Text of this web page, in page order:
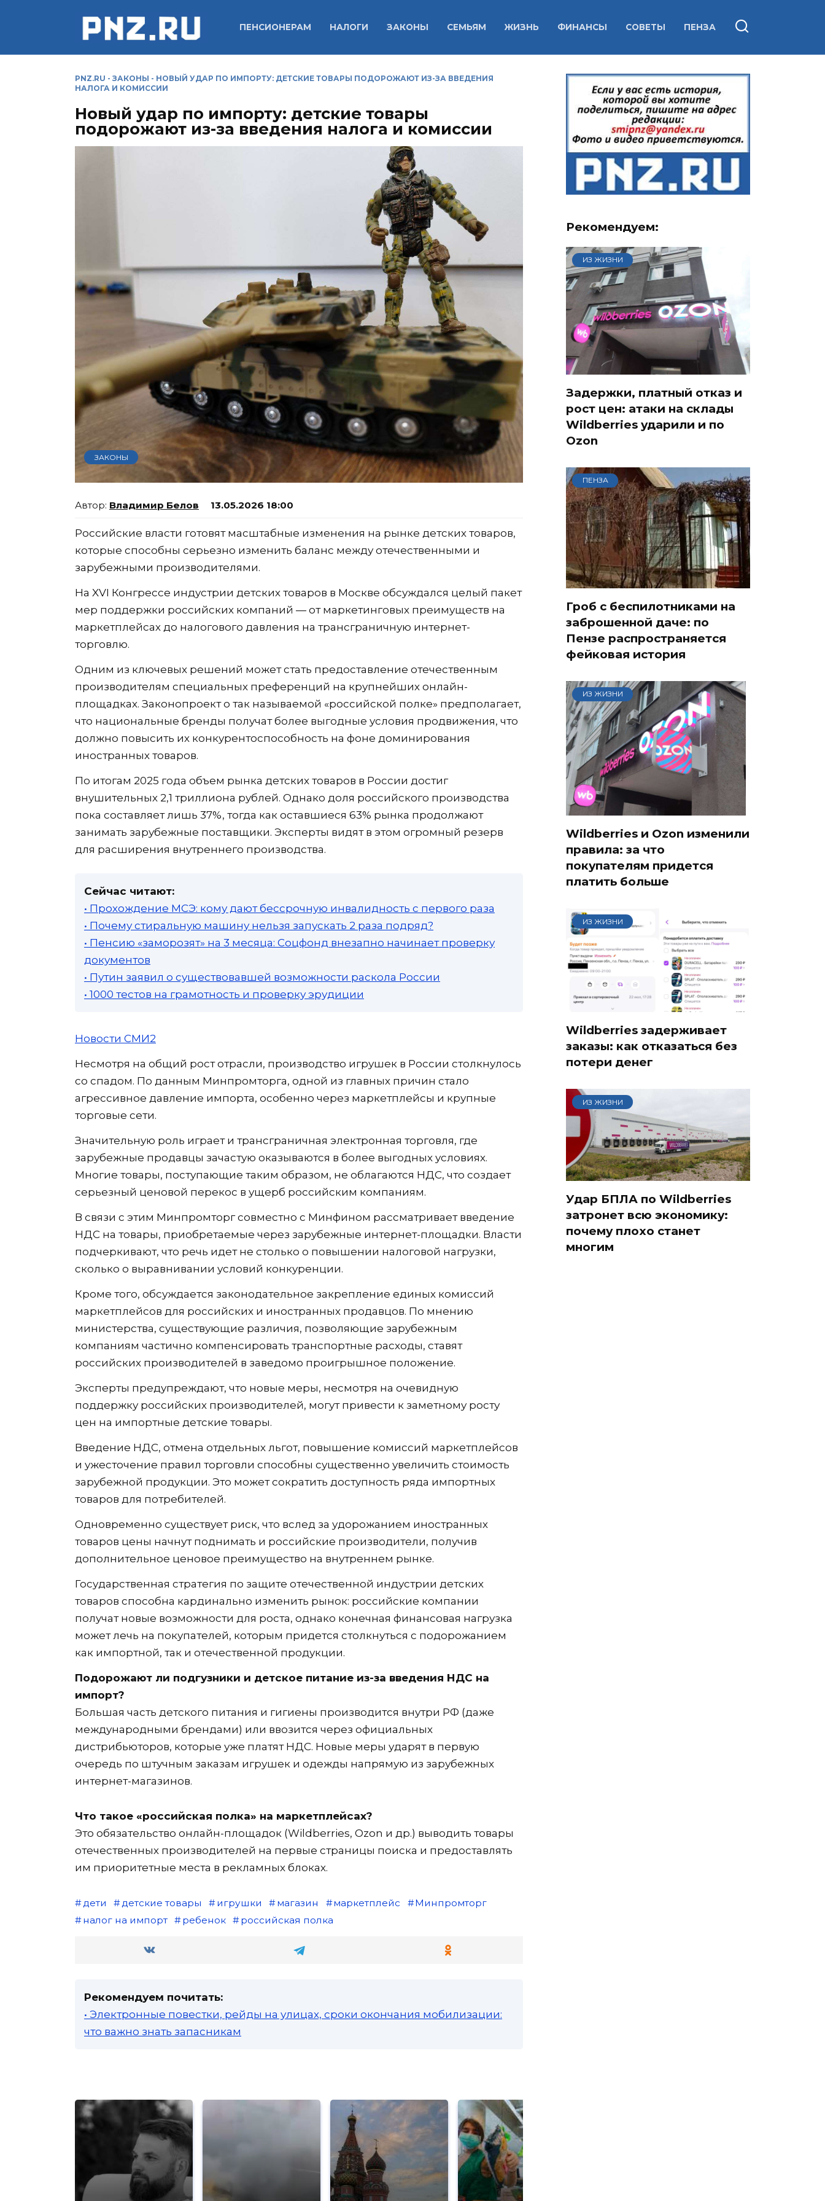
ПЕНСИОНЕРАМ НАЛОГИ ЗАКОНЫ СЕМЬЯМ ЖИЗНЬ ФИНАНСЫ СОВЕТЫ ПЕНЗА
PNZ.RU - ЗАКОНЫ - НОВЫЙ УДАР ПО ИМПОРТУ: ДЕТСКИЕ ТОВАРЫ ПОДОРОЖАЮТ ИЗ-ЗА ВВЕДЕНИЯ
НАЛОГА И КОМИССИИ
Новый удар по импорту: детские товары
подорожают из-за введения налога и комиссии
ЗАКОНЫ
Владимир Белов 13.05.2026 18:00
Российские власти готовят масштабные изменения на рынке детских товаров,
которые способны серьезно изменить баланс между отечественными и
зарубежными производителями.
На XVI Конгрессе индустрии детских товаров в Москве обсуждался целый пакет
мер поддержки российских компаний — от маркетинговых преимуществ на
маркетплейсах до налогового давления на трансграничную интернет-
торговлю.
Одним из ключевых решений может стать предоставление отечественным
производителям специальных преференций на крупнейших онлайн-
площадках. Законопроект о так называемой «российской полке» предполагает,
что национальные бренды получат более выгодные условия продвижения, что
должно повысить их конкурентоспособность на фоне доминирования
иностранных товаров.
По итогам 2025 года объем рынка детских товаров в России достиг
внушительных 2,1 триллиона рублей. Однако доля российского производства
пока составляет лишь 37%, тогда как оставшиеся 63% рынка продолжают
занимать зарубежные поставщики. Эксперты видят в этом огромный резерв
для расширения внутреннего производства.
Сейчас читают:
• Прохождение МСЭ: кому дают бессрочную инвалидность с первого раза
• Почему стиральную машину нельзя запускать 2 раза подряд?
• Пенсию «заморозят» на 3 месяца: Соцфонд внезапно начинает проверку
документов
• Путин заявил о существовавшей возможности раскола России
• 1000 тестов на грамотность и проверку эрудиции
Новости СМИ2
Несмотря на общий рост отрасли, производство игрушек в России столкнулось
со спадом. По данным Минпромторга, одной из главных причин стало
агрессивное давление импорта, особенно через маркетплейсы и крупные
торговые сети.
Значительную роль играет и трансграничная электронная торговля, где
зарубежные продавцы зачастую оказываются в более выгодных условиях.
Многие товары, поступающие таким образом, не облагаются НДС, что создает
серьезный ценовой перекос в ущерб российским компаниям.
В связи с этим Минпромторг совместно с Минфином рассматривает введение
НДС на товары, приобретаемые через зарубежные интернет-площадки. Власти
подчеркивают, что речь идет не столько о повышении налоговой нагрузки,
сколько о выравнивании условий конкуренции.
Кроме того, обсуждается законодательное закрепление единых комиссий
маркетплейсов для российских и иностранных продавцов. По мнению
министерства, существующие различия, позволяющие зарубежным
компаниям частично компенсировать транспортные расходы, ставят
российских производителей в заведомо проигрышное положение.
Эксперты предупреждают, что новые меры, несмотря на очевидную
поддержку российских производителей, могут привести к заметному росту
цен на импортные детские товары.
Введение НДС, отмена отдельных льгот, повышение комиссий маркетплейсов
и ужесточение правил торговли способны существенно увеличить стоимость
зарубежной продукции. Это может сократить доступность ряда импортных
товаров для потребителей.
Одновременно существует риск, что вслед за удорожанием иностранных
товаров цены начнут поднимать и российские производители, получив
дополнительное ценовое преимущество на внутреннем рынке.
Государственная стратегия по защите отечественной индустрии детских
товаров способна кардинально изменить рынок: российские компании
получат новые возможности для роста, однако конечная финансовая нагрузка
может лечь на покупателей, которым придется столкнуться с подорожанием
как импортной, так и отечественной продукции.
Подорожают ли подгузники и детское питание из-за введения НДС на
импорт?
Большая часть детского питания и гигиены производится внутри РФ (даже
международными брендами) или ввозится через официальных
дистрибьюторов, которые уже платят НДС. Новые меры ударят в первую
очередь по штучным заказам игрушек и одежды напрямую из зарубежных
интернет-магазинов.
Что такое «российская полка» на маркетплейсах?
Это обязательство онлайн-площадок (Wildberries, Ozon и др.) выводить товары
отечественных производителей на первые страницы поиска и предоставлять
им приоритетные места в рекламных блоках.
дети детские товары игрушки магазин маркетплейс
Минпромторг
налог на импорт
ребенок российская полка
Рекомендуем почитать:
• Электронные повестки, рейды на улицах, сроки окончания мобилизации:
что важно знать запасникам
Рекомендуем:
ИЗ ЖИЗНИ
Задержки, платный отказ и
рост цен: атаки на склады
Wildberries ударили и по
Ozon
ПЕНЗА
Гроб с беспилотниками на
заброшенной даче: по
Пензе распространяется
фейковая история
ИЗ ЖИЗНИ
Wildberries и Ozon изменили
правила: за что
покупателям придется
платить больше
ИЗ ЖИЗНИ
Wildberries задерживает
заказы: как отказаться без
потери денег
ИЗ ЖИЗНИ
Удар БПЛА по Wildberries
затронет всю экономику:
почему плохо станет
многим